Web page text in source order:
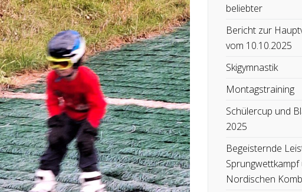
beliebter
Bericht zur
vom 10.10.2025
Skigymnastik
Montagstraining
Schülercup und
2025
Begeisternde
Nordischen